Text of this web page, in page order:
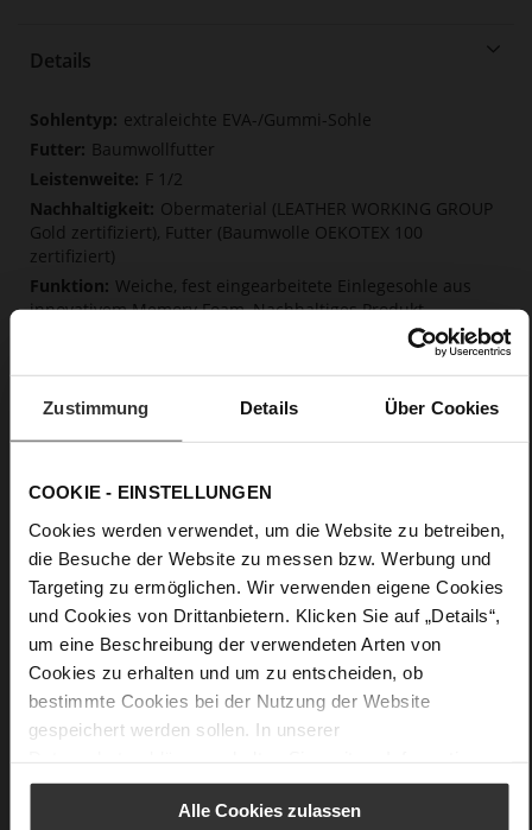
Zustimmung Details Über Cookies
COOKIE - EINSTELLUNGEN
Cookies werden verwendet, um die Website zu betreiben,
die Besuche der Website zu messen bzw. Werbung und
Targeting zu ermöglichen. Wir verwenden eigene Cookies
und Cookies von Drittanbietern. Klicken Sie auf „Details“,
um eine Beschreibung der verwendeten Arten von
Cookies zu erhalten und um zu entscheiden, ob
bestimmte Cookies bei der Nutzung der Website
gespeichert werden sollen. In unserer
Alle Cookies zulassen
Details
Mehr
Informationen
extraleichte EVA-/Gummi-Sohle
Baumwollfutter
F 1/2
Obermaterial (LEATHER WORKING GROUP
Gold zertifiziert), Futter (Baumwolle OEKOTEX 100
zertifiziert)
Weiche, fest eingearbeitete Einlegesohle aus
innovativem Memory Foam, Nachhaltiges Produkt